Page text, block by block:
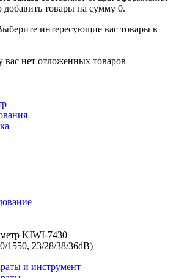
добавить товары на сумму 0.
интересующие вас товары в
нет отложенных товаров
KIWI-7430
1550, 23/28/38/36dB)
и инструмент